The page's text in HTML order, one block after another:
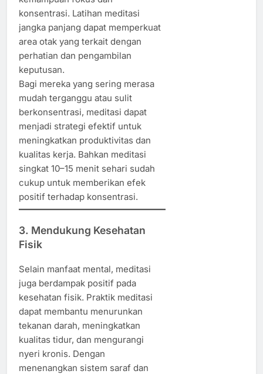
konsentrasi. Latihan meditasi
jangka panjang dapat memperkuat
area otak yang terkait dengan
perhatian dan pengambilan
keputusan.
Bagi mereka yang sering merasa
mudah terganggu atau sulit
berkonsentrasi, meditasi dapat
menjadi strategi efektif untuk
meningkatkan produktivitas dan
kualitas kerja. Bahkan meditasi
singkat 10–15 menit sehari sudah
cukup untuk memberikan efek
positif terhadap konsentrasi.
3. Mendukung Kesehatan
Fisik
Selain manfaat mental, meditasi
juga berdampak positif pada
kesehatan fisik. Praktik meditasi
dapat membantu menurunkan
tekanan darah, meningkatkan
kualitas tidur, dan mengurangi
nyeri kronis. Dengan
menenangkan sistem saraf dan